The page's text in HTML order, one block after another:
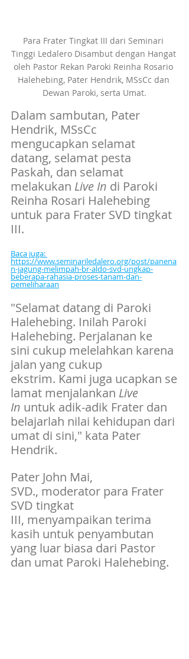
Para Frater Tingkat III dari Seminari
Tinggi Ledalero Disambut dengan Hangat
oleh Pastor Rekan Paroki Reinha Rosario
Halehebing, Pater Hendrik, MSsCc dan
Dewan Paroki, serta Umat.
Dalam sambutan, Pater
Hendrik, MSsCc
mengucapkan selamat
datang, selamat pesta
Paskah, dan selamat
melakukan Live In di Paroki
Reinha Rosari Halehebing
untuk para Frater SVD tingkat
III.
Baca juga:
https://www.seminariledalero.org/post/panena
n-jagung-melimpah-br-aldo-svd-ungkap-
beberapa-rahasia-proses-tanam-dan-
pemeliharaan
"Selamat datang di Paroki
Halehebing. Inilah Paroki
Halehebing. Perjalanan ke
sini cukup melelahkan karena
jalan yang cukup
ekstrim. Kami juga ucapkan se
lamat menjalankan Live
In untuk adik-adik Frater dan
belajarlah nilai kehidupan dari
umat di sini," kata Pater
Hendrik.
Pater John Mai,
SVD., moderator para Frater
SVD tingkat
III, menyampaikan terima
kasih untuk penyambutan
yang luar biasa dari Pastor
dan umat Paroki Halehebing.